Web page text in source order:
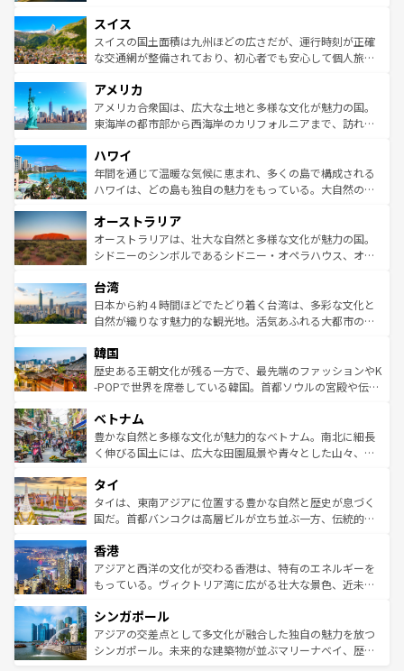
れる地方に足を運ぶとそれぞれで全く異なる文化を体験で
きるだろう。 なお、新着のフランス情報はコンテンツ一覧
を参照してほしい。
は、お酒好きな人にはぜひ体験してほしい。 なお、新着の
ドイツ情報はコンテンツ一覧を参照してほしい。
リアごとに異なる魅力がある。また、優雅なアフタヌーン
ティー、ビール好きにはたまらない英国パブ、サッカー観
戦など、本場だからこそできる体験も豊富。イギリスを旅
ンツ一覧を参照してほしい。
スイス
スイスの国土面積は九州ほどの広さだが、運行時刻が正確
な交通網が整備されており、初心者でも安心して個人旅行
の建物がそのまま残る町や、スイスならではのユニークな
博物館もあり、アルプス観光だけでなく町歩きも満喫する
ことができる。国民の所得が高いため物価も高いが、旅行
ば市内交通費無料で観光を楽しむこともできる。 なお、新
着のスイス情報はコンテンツ一覧 を参照してほしい。
アメリカ
アメリカ合衆国は、広大な土地と多様な文化が魅力の国。
東海岸の都市部から西海岸のカリフォルニアまで、訪れる
のような巨大都市は、観光、ショッピング、エンターテイ
ンメントが詰まった刺激的なスポットだ。一方、アメリカ
西部には大自然が広がり、グランドキャニオンやイエロー
部のニューオーリンズでは、音楽と美食が融合した独特の
文化が魅力。旅行者はアメリカの各地域で異なる魅力を楽
しみながら、その多様性と豊かな歴史を感じることができ
ならではの贅沢な旅のスタイルだ。 なお、新着のアメリカ
情報はコンテンツ一覧を参照してほしい。
ハワイ
年間を通じて温暖な気候に恵まれ、多くの島で構成される
ハワイは、どの島も独自の魅力をもっている。大自然の神
ワイ島は見逃せない。また、定番の観光地といえばオアフ
島だが、静かな自然を求めるならマウイ島やカウアイ島が
おすすめ。エメラルドグリーンに輝く海をはじめ、豊かな
れるおもてなしの心で訪れる人々を迎えてくれるハワイの
人々、おいしいローカルフードやハワイアンミュージッ
ク、伝統的なフラダンスなど、すべてがハワイの魅力を彩
ワイを、存分に味わってほしい。 なお、新着のハワイ情報
はコンテンツ一覧を参照してほしい。
オーストラリア
オーストラリアは、壮大な自然と多様な文化が魅力の国。
シドニーのシンボルであるシドニー・オペラハウス、オー
リアリーフや大陸中央部にそびえるウルル（エアーズロッ
ク）、タスマニアの美しい原生林やケアンズの熱帯雨林な
ど、見どころがたくさん。また、カフェやワイン、オージ
いる。アクティビティも充実しており、サーフィンやダイ
ビング、ハイキングなど、アウトドア好きにはたまらな
い。オーストラリアの多彩な魅力を存分に味わいつくそ
参照してほしい。
台湾
日本から約４時間ほどでたどり着く台湾は、多彩な文化と
自然が織りなす魅力的な観光地。活気あふれる大都市の台
ン）、静ひつな山岳地帯である台湾東部など、都市の喧騒
と山間の静けさが共存しており、訪れる人に新しい発見と
驚きをもたらしてくれる。また、奥深い台湾の食文化も魅
容にもいいと評判のスイーツなど、バラエティ豊かな料理
が味わえる。 なお、新着の台湾情報は コンテンツ一覧を参
照してほしい。
韓国
歴史ある王朝文化が残る一方で、最先端のファッションやK
-POPで世界を席巻している韓国。首都ソウルの宮殿や伝統
き、地方に足を延ばせば四季折々の自然美を楽しむことが
できる。そして、キムチや焼肉、絶品のストリートフード
まで、さまざまな韓国料理が待っている。夜には、韓国な
リティに包まれながら、韓国の多彩な魅力を心ゆくまで味
わってみてほしい。 なお、新着の韓国情報はコンテンツ一
覧を参照してほしい。
ベトナム
豊かな自然と多様な文化が魅力的なベトナム。南北に細長
く伸びる国土には、広大な田園風景や青々とした山々、世
急速な発展と共に伝統が息づく。ハノイの古い町並みやホ
ーチミン市のフランス統治時代の建物も、独特の雰囲気を
醸し出している。また、バラエティの豊かさとおいしさで
とつ。フォーやバインミー、ベトナムコーヒーなどは、ぜ
ひ現地で味わいたい。どの地域を訪れてもあたたかい人々
が旅行者を迎えてくれるので、きっと忘れられない旅にな
参照してほしい。
タイ
タイは、東南アジアに位置する豊かな自然と歴史が息づく
国だ。首都バンコクは高層ビルが立ち並ぶ一方、伝統的な
の活気が交差している。北部ではチェンマイなどの山岳地
帯で自然と触れ合い、南部ではプーケットやクラビの美し
いビーチでリゾート気分を楽しむことができる。タイ料理
激する。気候は一年中温暖で、どの季節にも異なる楽しみ
が待っている。親しみやすいタイの人々、仏教を中心とし
た文化、そして多様な観光資源が、訪れる旅人を魅了し続
香港
アジアと西洋の文化が交わる香港は、特有のエネルギーを
もっている。ヴィクトリア湾に広がる壮大な景色、近未来
み、どこを訪れても感動するはず。観光スポットが密集し
ており、効率よく見どころを回れるのも魅力。息をのむよ
うな絶景から文化的な体験まで、香港を存分に楽しみ尽く
シンガポール
アジアの交差点として多文化が融合した独自の魅力を放つ
シンガポール。未来的な建築物が並ぶマリーナベイ、歴史